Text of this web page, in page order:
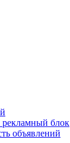
рекламный блок
объявлений